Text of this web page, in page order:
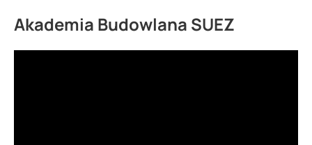
Akademia Budowlana SUEZ